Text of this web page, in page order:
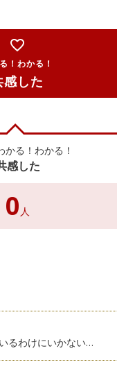
favorite_border
！わかる！
感した
かる！わかる！
感した
0 人
るわけにいかない…